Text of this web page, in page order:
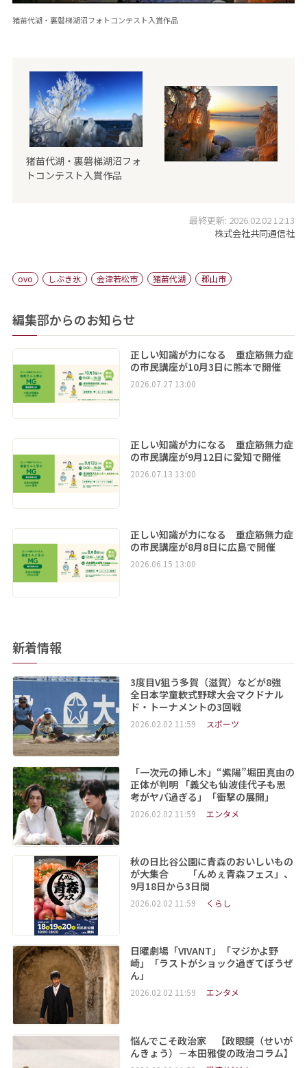
猪苗代湖・裏磐梯湖沼フォトコンテスト入賞作品
猪苗代湖・裏磐梯湖沼フォ
トコンテスト入賞作品
最終更新: 2026.02.02 12:13
株式会社共同通信社
ovo しぶき氷 会津若松市 猪苗代湖 郡山市
編集部からのお知らせ
正しい知識が力になる 重症筋無力症
の市民講座が10月3日に熊本で開催
2026.07.27 13:00
正しい知識が力になる 重症筋無力症
の市民講座が9月12日に愛知で開催
2026.07.13 13:00
正しい知識が力になる 重症筋無力症
の市民講座が8月8日に広島で開催
2026.06.15 13:00
新着情報
3度目V狙う多賀（滋賀）などが8強
全日本学童軟式野球大会マクドナル
ド・トーナメントの3回戦
2026.02.02 11:59 スポーツ
「一次元の挿し木」“紫陽”堀田真由の
正体が判明 「義父も仙波佳代子も思
考がヤバ過ぎる」「衝撃の展開」
2026.02.02 11:59 エンタメ
秋の日比谷公園に青森のおいしいもの
が大集合 「んめぇ青森フェス」、
9月18日から3日間
2026.02.02 11:59 くらし
日曜劇場「VIVANT」「マジかよ野
崎」「ラストがショック過ぎてぼうぜ
ん」
2026.02.02 11:59 エンタメ
悩んでこそ政治家 【政眼鏡（せいが
んきょう）－本田雅俊の政治コラム】